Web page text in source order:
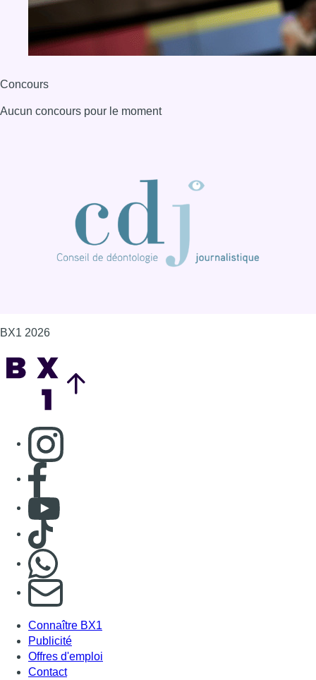
Concours
Aucun concours pour le moment
BX1 2026
Consulter page Instagram
Consulter page Facebook
Consulter Youtube
Consulter TikTok
S'abonner à notre newsletter
Connaître BX1
Publicité
Offres d'emploi
Contact